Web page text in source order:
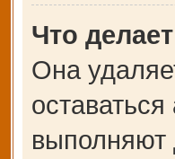
Что
Она
выполняют